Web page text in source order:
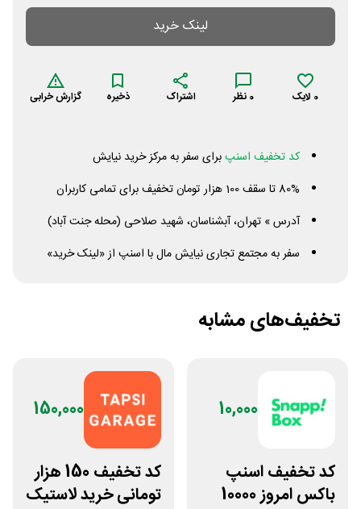
لینک خرید
0 لایک 0 نظر اشتراک ذخیره گزارش خرابی
کد تخفیف اسنپبرای سفر به مرکز خرید نیایش
80% تا سقف 100 هزار تومان تخفیف برای تمامی کاربران
آدرس » تهران، آبشناسان، شهید صلاحی (محله جنت آباد)
سفر به مجتمع تجاری نیایش مال با اسنپ از «لینک خرید»
تخفیف‌های مشابه
10,000
کد تخفیف اسنپ
باکس امروز 10000
150,000
کد تخفیف 150 هزار
تومانی خرید لاستیک